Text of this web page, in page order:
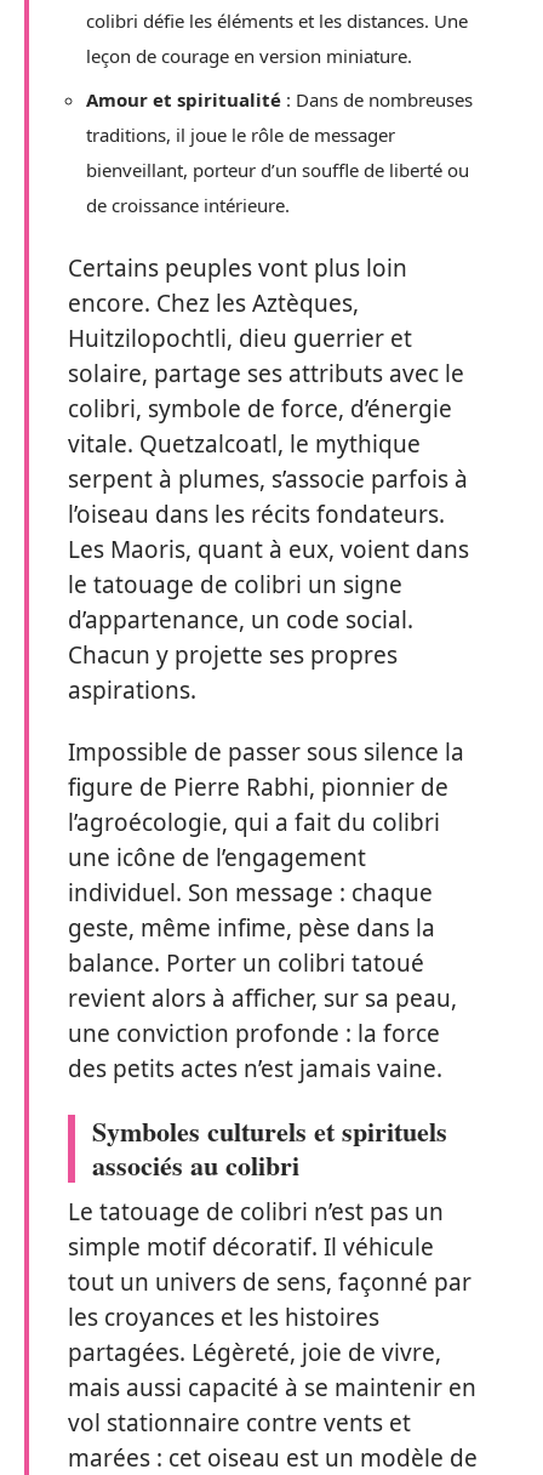
colibri défie les éléments et les distances. Une
leçon de courage en version miniature.
Amour et spiritualité : Dans de nombreuses
traditions, il joue le rôle de messager
bienveillant, porteur d’un souffle de liberté ou
de croissance intérieure.
Certains peuples vont plus loin
encore. Chez les Aztèques,
Huitzilopochtli, dieu guerrier et
solaire, partage ses attributs avec le
colibri, symbole de force, d’énergie
vitale. Quetzalcoatl, le mythique
serpent à plumes, s’associe parfois à
l’oiseau dans les récits fondateurs.
Les Maoris, quant à eux, voient dans
le tatouage de colibri un signe
d’appartenance, un code social.
Chacun y projette ses propres
aspirations.
Impossible de passer sous silence la
figure de Pierre Rabhi, pionnier de
l’agroécologie, qui a fait du colibri
une icône de l’engagement
individuel. Son message : chaque
geste, même infime, pèse dans la
balance. Porter un colibri tatoué
revient alors à afficher, sur sa peau,
une conviction profonde : la force
des petits actes n’est jamais vaine.
Symboles culturels et spirituels
associés au colibri
Le tatouage de colibri n’est pas un
simple motif décoratif. Il véhicule
tout un univers de sens, façonné par
les croyances et les histoires
partagées. Légèreté, joie de vivre,
mais aussi capacité à se maintenir en
vol stationnaire contre vents et
marées : cet oiseau est un modèle de